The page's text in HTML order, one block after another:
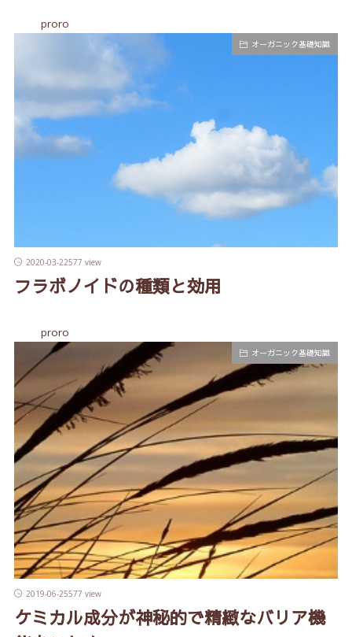
proro
オーガニック基礎知識
2020-03-22577 view
フラボノイドの種類と効用
proro
オーガニック基礎知識
2019-06-25577 view
ケミカル成分が神秘的で精緻なバリア機